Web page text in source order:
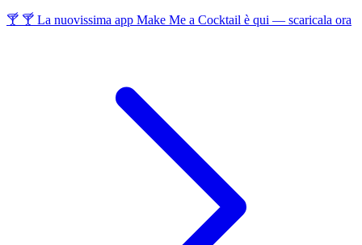
🍸 🍸 La nuovissima app Make Me a Cocktail è qui — scaricala ora